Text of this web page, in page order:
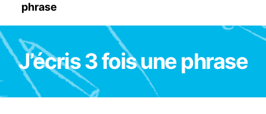
phrase
Catégories
C
E
R
J’écris 3 fois une phrase